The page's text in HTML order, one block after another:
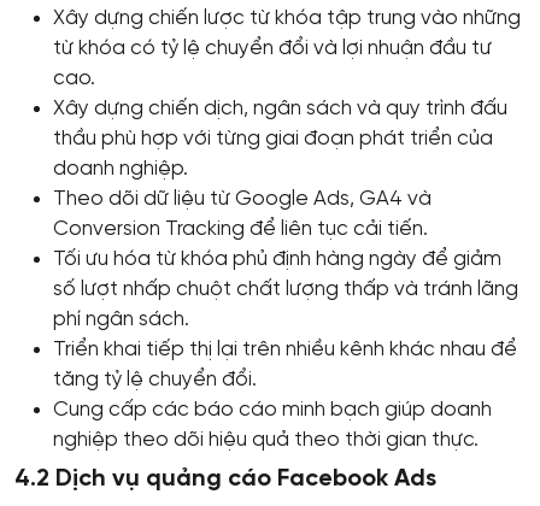
Xây dựng chiến lược từ khóa tập trung vào những
từ khóa có tỷ lệ chuyển đổi và lợi nhuận đầu tư
cao.
Xây dựng chiến dịch, ngân sách và quy trình đấu
thầu phù hợp với từng giai đoạn phát triển của
doanh nghiệp.
Theo dõi dữ liệu từ Google Ads, GA4 và
Conversion Tracking để liên tục cải tiến.
Tối ưu hóa từ khóa phủ định hàng ngày để giảm
số lượt nhấp chuột chất lượng thấp và tránh lãng
phí ngân sách.
Triển khai tiếp thị lại trên nhiều kênh khác nhau để
tăng tỷ lệ chuyển đổi.
Cung cấp các báo cáo minh bạch giúp doanh
nghiệp theo dõi hiệu quả theo thời gian thực.
4.2 Dịch vụ quảng cáo Facebook Ads